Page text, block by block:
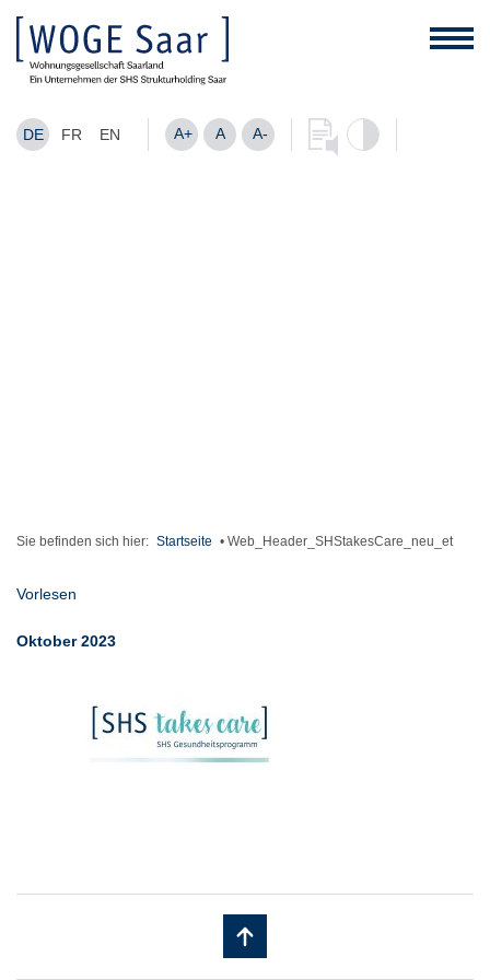
DE FR EN A+ A A-
Sie befinden sich hier: Startseite • Web_Header_SHStakesCare_neu_et
Vorlesen
Oktober 2023